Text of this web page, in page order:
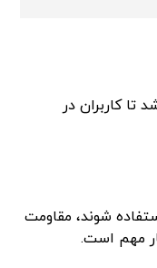
تا کاربران در
شوند، مقاومت
مهم است.